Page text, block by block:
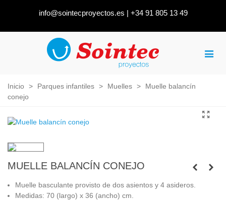
info@sointecproyectos.es | +34 91 805 13 49
Inicio > Parques infantiles > Muelles >
Muelle balancín
conejo
MUELLE BALANCÍN CONEJO
Muelle basculante provisto de dos asientos y 4 asideros.
Medidas: 70 (largo) x 36 (ancho) cm.